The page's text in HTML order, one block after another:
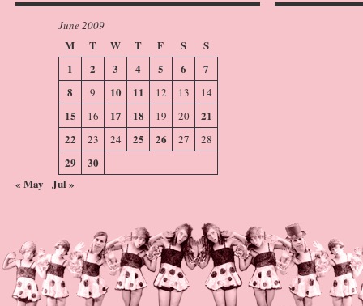
June 2009
M T W T F S
S
1
2 3 4 5 6
7
8
9 10 11 12 13 14
15 16 17 18 19 20
21
22
23 24 25 26 27 28
29
30
« May Jul »